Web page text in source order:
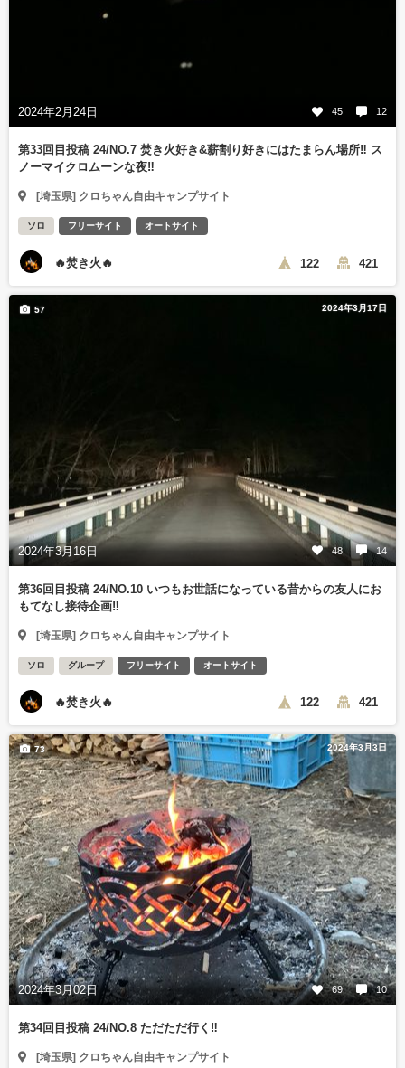
2024年2月24日 45 12
第33回目投稿 24/NO.7 焚き火好き&薪割り好きにはたまらん場所‼️ ス
ノーマイクロムーンな夜‼️
[埼玉県] クロちゃん自由キャンプサイト
ソロ フリーサイト オートサイト
🔥焚き火🔥 122 421
2024年3月17日
2024年3月16日 48 14
57
第36回目投稿 24/NO.10 いつもお世話になっている昔からの友人にお
もてなし接待企画‼️
[埼玉県] クロちゃん自由キャンプサイト
ソロ グループ フリーサイト オートサイト
🔥焚き火🔥 122 421
2024年3月3日
2024年3月02日 69 10
73
第34回目投稿 24/NO.8 ただただ行く‼️
[埼玉県] クロちゃん自由キャンプサイト